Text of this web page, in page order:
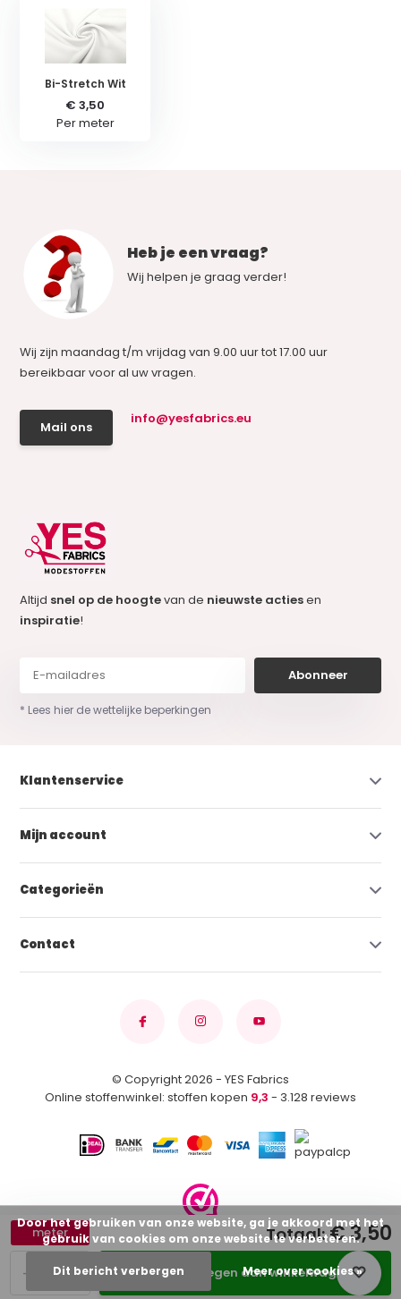
+
-
meter
Toevoegen aan winkelwagen
Totaal:€ 3,50
Bi-Stretch Wit
€ 3,50
Per meter
Heb je een vraag?
Wij helpen je graag verder!
Wij zijn maandag t/m vrijdag van 9.00 uur tot 17.00 uur
bereikbaar voor al uw vragen.
Mail ons
info@yesfabrics.eu
Altijd snel op de hoogtevan de nieuwste actiesen
inspiratie!
Abonneer
* Lees hier de wettelijke beperkingen
Klantenservice
Mijn account
Categorieën
Contact
© Copyright 2026 - YES Fabrics
Online stoffenwinkel: stoffen kopen 9,3 - 3.128 reviews
Door het gebruiken van onze website, ga je akkoord met het
gebruik van cookies om onze website te verbeteren.
Dit bericht verbergen Meer over cookies »